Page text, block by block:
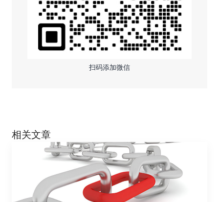
扫码添加微信
相关文章